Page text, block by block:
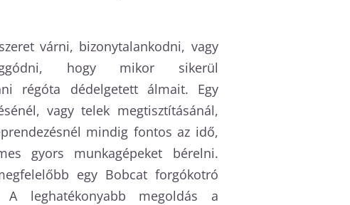
várni, bizonytalankodni, vagy
hogy mikor sikerül
régóta dédelgetett álmait. Egy
vagy telek megtisztításánál,
mindig fontos az idő,
gyors munkagépeket bérelni.
egy Bobcat forgókotró
A leghatékonyabb megoldás a